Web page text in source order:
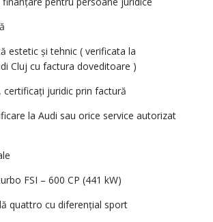
estetic și tehnic ( verificata la
Cluj cu factura doveditoare )
certificați juridic prin factură
la Audi sau orice service autorizat
FSI – 600 CP (441 kW)
quattro cu diferențial sport